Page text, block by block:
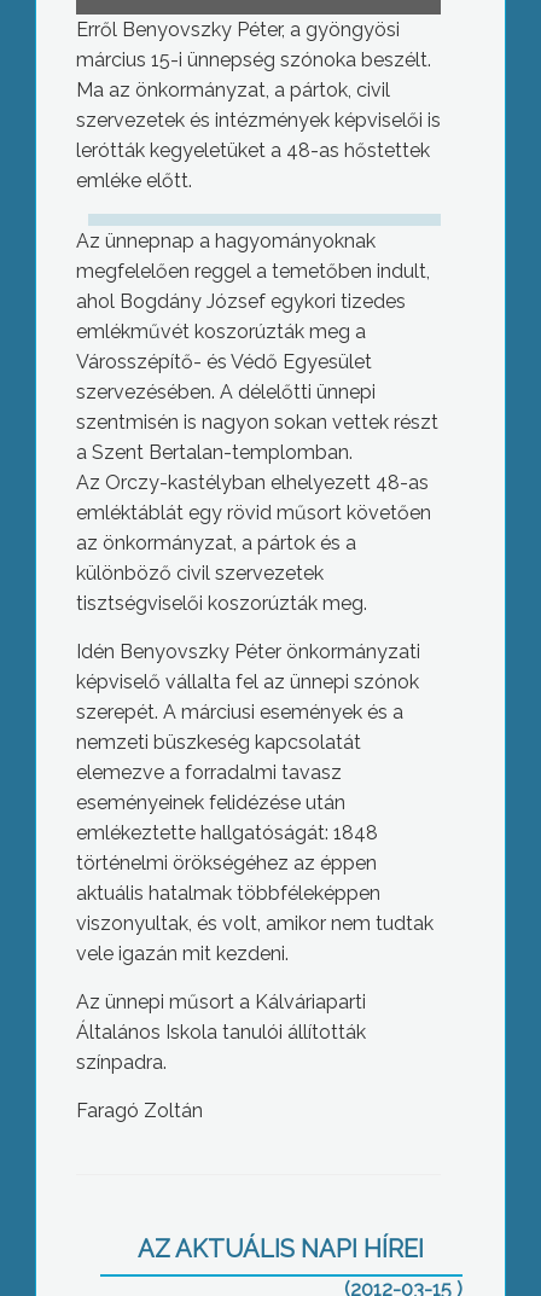
Erről Benyovszky Péter, a gyöngyösi
március 15-i ünnepség szónoka beszélt.
Ma az önkormányzat, a pártok, civil
szervezetek és intézmények képviselői is
lerótták kegyeletüket a 48-as hőstettek
emléke előtt.
Az ünnepnap a hagyományoknak
megfelelően reggel a temetőben indult,
ahol Bogdány József egykori tizedes
emlékművét koszorúzták meg a
Városszépítő- és Védő Egyesület
szervezésében. A délelőtti ünnepi
szentmisén is nagyon sokan vettek részt
a Szent Bertalan-templomban.
Az Orczy-kastélyban elhelyezett 48-as
emléktáblát egy rövid műsort követően
az önkormányzat, a pártok és a
különböző civil szervezetek
tisztségviselői koszorúzták meg.
Idén Benyovszky Péter önkormányzati
képviselő vállalta fel az ünnepi szónok
szerepét. A márciusi események és a
nemzeti büszkeség kapcsolatát
elemezve a forradalmi tavasz
eseményeinek felidézése után
emlékeztette hallgatóságát: 1848
történelmi örökségéhez az éppen
aktuális hatalmak többféleképpen
viszonyultak, és volt, amikor nem tudtak
vele igazán mit kezdeni.
Az ünnepi műsort a Kálváriaparti
Általános Iskola tanulói állították
színpadra.
Faragó Zoltán
AZ AKTUÁLIS NAPI HÍREI
(2012-03-15 )
eseményekről Jászárokszálláson